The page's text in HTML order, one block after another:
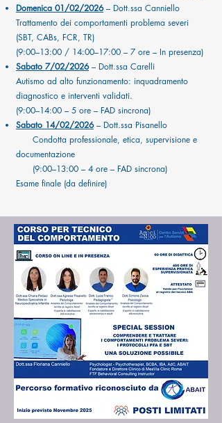
Domenica 01/02/2026– Dott.ssa Canniello
Trattamento dei comportamenti problema severi
(SBT, CABs, FCR, TR)
(9:00–13:00 / 14:00–17:00 – 7 ore – In presenza)
Sabato 7/02/2026 – Dott.ssa Carelli
Autismo ad alto funzionamento: inquadramento
diagnostico e interventi validati.
(9:00–14:00 – 5 ore – FAD sincrona)
Sabato 14/02/2026 – Dott.ssa Pisanello
Condotta professionale, etica, supervisione e
documentazione
(9:00–13:00 – 4 ore – FAD sincrona)
Esame finale (da definire)